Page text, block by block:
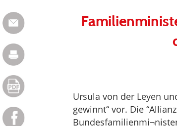
Ursula von der Leyen
gewinnt“ vor. Die